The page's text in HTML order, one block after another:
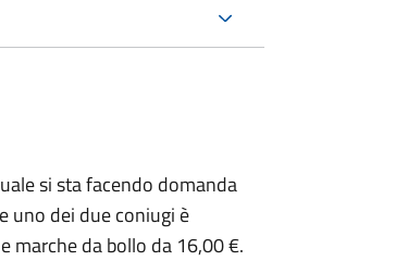
si sta facendo domanda
uno dei due coniugi è
marche da bollo da 16,00 €.